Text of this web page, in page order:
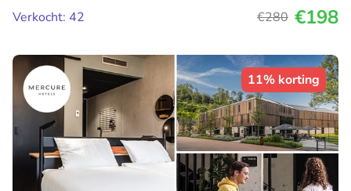
Verkocht: 42
€280 €198
11% korting